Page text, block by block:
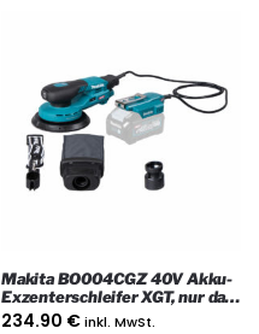
Makita BO004CGZ 40V Akku-
Exzenterschleifer XGT, nur das
Gerät
234.90 €inkl. MwSt.